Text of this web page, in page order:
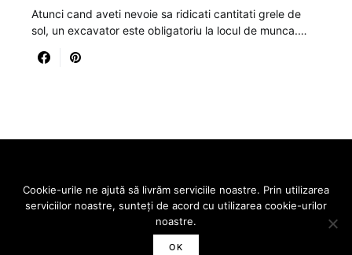
Atunci cand aveti nevoie sa ridicati cantitati grele de
sol, un excavator este obligatoriu la locul de munca.…
Designed & Developed by SmartSeopack.com
VREAU SA FLUIER
Cookie-urile ne ajută să livrăm serviciile noastre. Prin utilizarea
serviciilor noastre, sunteți de acord cu utilizarea cookie-urilor
noastre.
OK